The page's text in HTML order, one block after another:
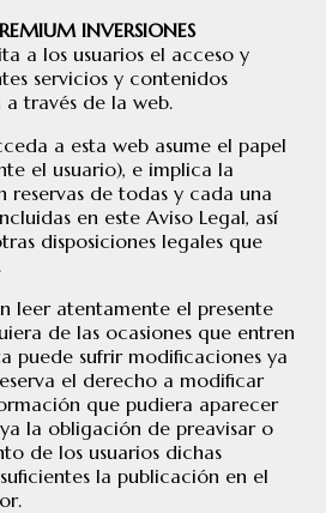
INVERSIONES
a los usuarios el acceso y
servicios y contenidos
a través de la web.
a esta web asume el papel
el usuario), e implica la
reservas de todas y cada una
en este Aviso Legal, así
disposiciones legales que
leer atentamente el presente
de las ocasiones que entren
puede sufrir modificaciones ya
el derecho a modificar
que pudiera aparecer
la obligación de preavisar o
de los usuarios dichas
la publicación en el